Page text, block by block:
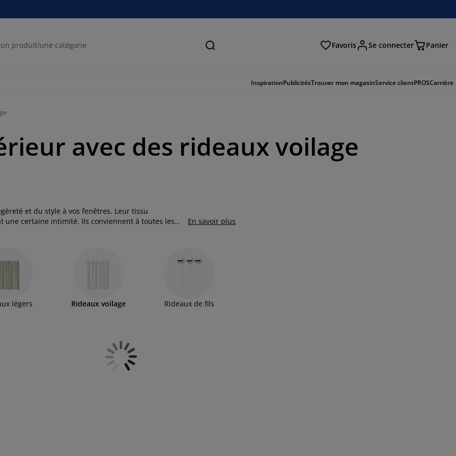
Chercher Favoris Se connecter Panier
InspirationPublicitésTrouver mon magasinService clientPROSCarrière
avec des rideaux voilage
et du style à vos fenêtres. Leur tissu
certaine intimité. Ils conviennent à toutes les
En savoir plus
légers Rideaux voilage Rideaux de fils